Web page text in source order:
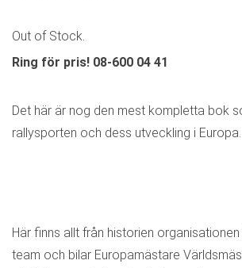
Out of Stock.
Ring för pris! 08-600 04 41
Det här är nog den mest kompletta bok
rallysporten och dess utveckling i Europa.
Här finns allt från historien
team och bilar Europamästare